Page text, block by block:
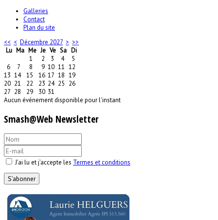
Galleries
Contact
Plan du site
<< < Décembre 2027 > >>
Lu Ma Me Je Ve Sa Di
1
2 3 4
5
6
7 8 9 10 11 12
13 14 15 16 17 18 19
20 21 22 23 24 25 26
27 28 29 30 31
Aucun événement disponible pour l'instant
Smash@Web Newsletter
J’ai lu et j’accepte les Termes et conditions